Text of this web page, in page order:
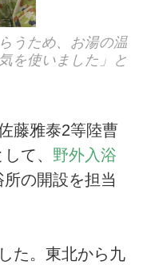
うため、お湯の温
を使いました」と
藤雅泰2等陸曹
て、 野外入浴
の開設を担当
た。東北から九